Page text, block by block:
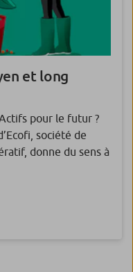
et long
pour le futur ?
société de
donne du sens à